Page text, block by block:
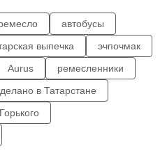
автобусы
выпечка
эчпочмак
Aurus
ремесленники
в Татарстане